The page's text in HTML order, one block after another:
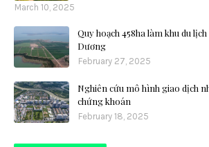
March 10, 2025
Quy hoạch 458ha làm khu du
Dương
February 27, 2025
Nghiên cứu mô hình giao dịch
chứng khoán
February 18, 2025